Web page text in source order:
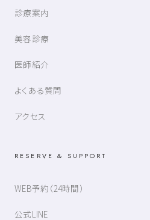
診療案内
美容診療
医師紹介
よくある質問
アクセス
RESERVE & SUPPORT
WEB予約（24時間）
公式LINE